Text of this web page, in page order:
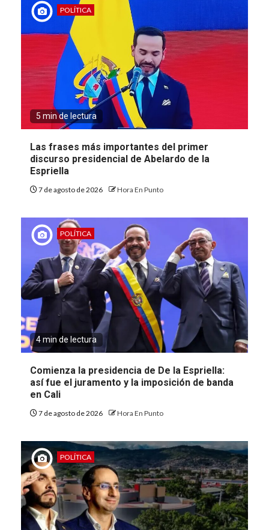
POLÍTICA
5 min de lectura
Las frases más importantes del primer
discurso presidencial de Abelardo de la
Espriella
7 de agosto de 2026 Hora En Punto
POLÍTICA
4 min de lectura
Comienza la presidencia de De la Espriella:
así fue el juramento y la imposición de banda
en Cali
7 de agosto de 2026 Hora En Punto
POLÍTICA